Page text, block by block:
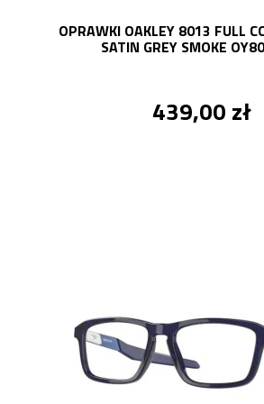
OPRAWKI OAKLEY 8013 FULL
SATIN GREY SMOKE
439,00 zł